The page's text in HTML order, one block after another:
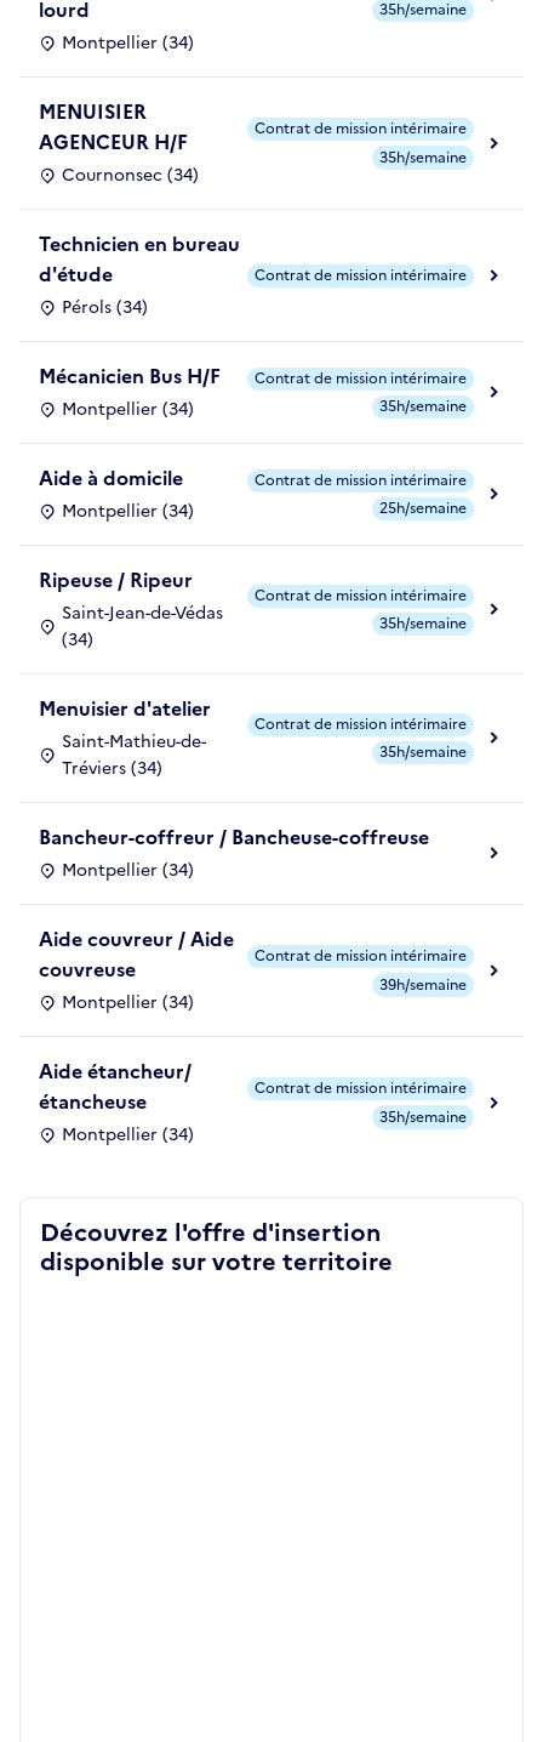
lourd
Montpellier (34)
35h/semaine
MENUISIER
AGENCEUR H/F
Cournonsec (34)
Contrat de mission intérimaire
35h/semaine
Technicien en bureau
d'étude
Pérols (34)
Contrat de mission intérimaire
Mécanicien Bus H/F
Montpellier (34)
Contrat de mission intérimaire
35h/semaine
Aide à domicile
Montpellier (34)
Contrat de mission intérimaire
25h/semaine
Ripeuse / Ripeur
Saint-Jean-de-Védas
(34)
Contrat de mission intérimaire
35h/semaine
Menuisier d'atelier
Saint-Mathieu-de-
Tréviers (34)
Contrat de mission intérimaire
35h/semaine
Bancheur-coffreur / Bancheuse-coffreuse
Montpellier (34)
Aide couvreur / Aide
couvreuse
Montpellier (34)
Contrat de mission intérimaire
39h/semaine
Aide étancheur/
étancheuse
Montpellier (34)
Contrat de mission intérimaire
35h/semaine
Découvrez l'offre d'insertion
disponible sur votre territoire